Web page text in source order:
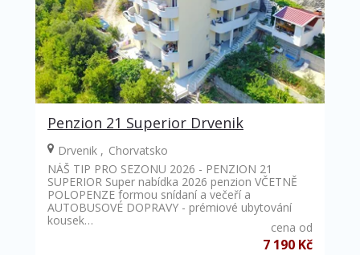
Penzion 21 Superior Drvenik
Drvenik
Chorvatsko
NÁŠ TIP PRO SEZONU 2026 - PENZION 21
SUPERIOR Super nabídka 2026 penzion VČETNĚ
POLOPENZE formou snídaní a večeří a
AUTOBUSOVÉ DOPRAVY - prémiové ubytování
kousek…
cena od
7 190 Kč